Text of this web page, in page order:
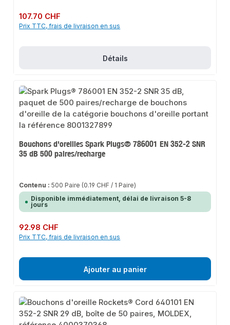
Prix régulier :
107.70 CHF
Prix TTC, frais de livraison en sus
Détails
Bouchons d'oreilles Spark Plugs® 786001 EN 352-2 SNR
35 dB 500 paires/recharge
Contenu :500 Paire (0.19 CHF / 1 Paire)
Disponible immédiatement, délai de livraison 5-8
jours
Prix régulier :
92.98 CHF
Prix TTC, frais de livraison en sus
Ajouter au panier